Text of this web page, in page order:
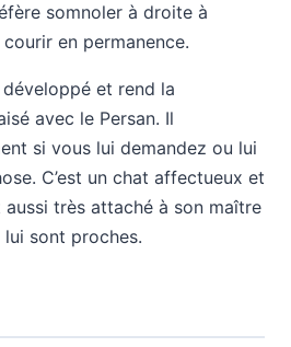
somnoler à droite à
en permanence.
et rend la
avec le Persan. Il
si vous lui demandez ou lui
C’est un chat affectueux et
très attaché à son maître
sont proches.